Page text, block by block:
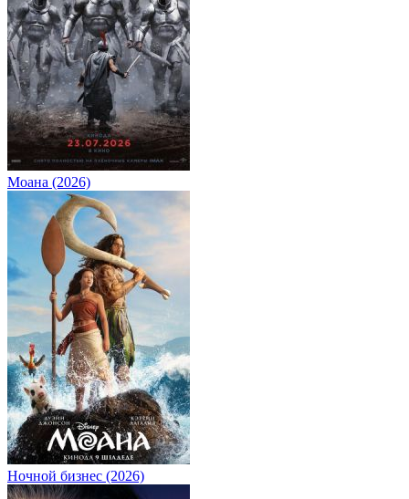
Моана (2026)
Ночной бизнес (2026)